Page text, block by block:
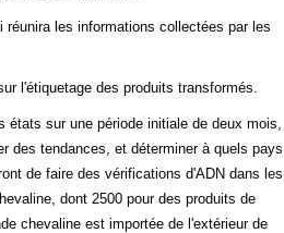
réunira les informations collectées par les
l'étiquetage des produits transformés.
sur une période initiale de deux mois,
des tendances, et déterminer à quels pays
de faire des vérifications d'ADN dans les
dont 2500 pour des produits de
chevaline est importée de l'extérieur de